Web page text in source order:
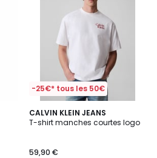
-25€* tous les 50€
CALVIN KLEIN JEANS
T-shirt manches courtes logo
59,90 €
2
Couleurs